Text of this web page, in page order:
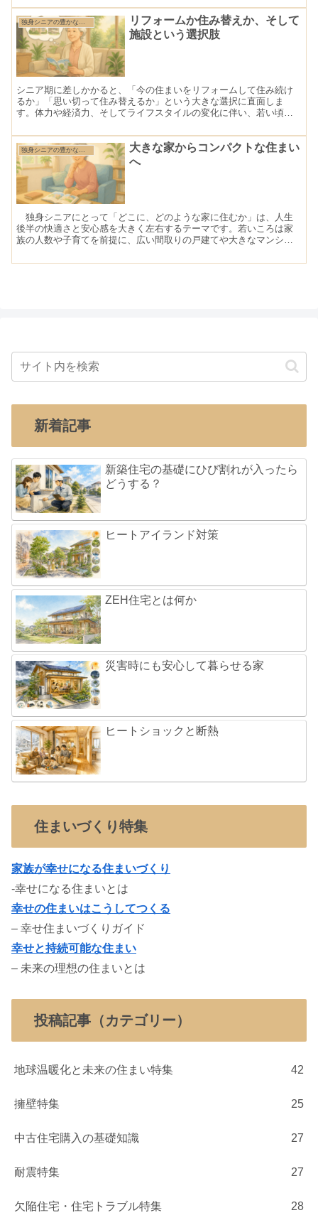
な要素を整理し、住まいに反映していくことが欠かせません。ここ
では、その４つの軸について詳しく見ていきます。
独身シニアの豊かな住まいづくり
リフォームか住み替えか、そして
施設という選択肢
シニア期に差しかかると、「今の住まいをリフォームして住み続け
るか」「思い切って住み替えるか」という大きな選択に直面しま
す。体力や経済力、そしてライフスタイルの変化に伴い、若い頃は
に独身シニアにとっては、自分一人で快適かつ安心して暮らし続け
られる環境を整えることが重要であり、そのためにはリフォームと
住み替えのどちらが適切かを冷静に見極める必要があります。
大きな家からコンパクトな住まい
へ
独身シニアにとって「どこに、どのような家に住むか」は、人生
後半の快適さと安心感を大きく左右するテーマです。若いころは家
族の人数や子育てを前提に、広い間取りの戸建てや大きなマンショ
たり、そもそも一人暮らしを選んできた場合、広すぎる家は管理や
新着記事
新築住宅の基礎にひび割れが入ったら
どうする？
ヒートアイランド対策
ZEH住宅とは何か
災害時にも安心して暮らせる家
ヒートショックと断熱
住まいづくり特集
家族が幸せになる住まいづくり
-幸せになる住まいとは
幸せの住まいはこうしてつくる
– 幸せ住まいづくりガイド
幸せと持続可能な住まい
– 未来の理想の住まいとは
投稿記事（カテゴリー）
地球温暖化と未来の住まい特集 42
擁壁特集 25
中古住宅購入の基礎知識 27
耐震特集 27
欠陥住宅・住宅トラブル特集 28